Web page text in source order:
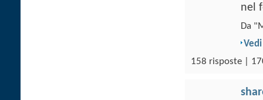
nel
Da
158 risposte |